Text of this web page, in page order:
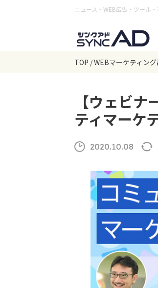
ニュース・WEB広告・ツール
TOP WEBマーケティン
【ウェビ
ティマーケ
2020.10.08